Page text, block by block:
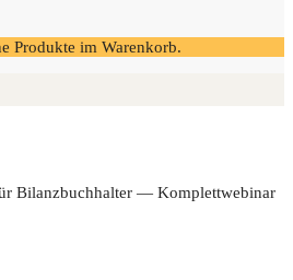
Produkte im Warenkorb.
Bilanz­buch­hal­ter — Kom­plett­web­i­nar